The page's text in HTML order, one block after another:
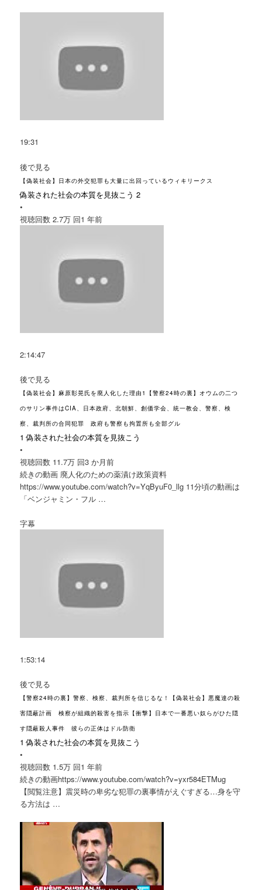
19:31
後で見る
【偽装社会】日本の外交犯罪も大量に出回っているウィキリークス
偽装された社会の本質を見抜こう 2
•
視聴回数 2.7万 回1 年前
2:14:47
後で見る
【偽装社会】麻原彰晃氏を廃人化した理由1【警察24時の裏】オウムの二つ
のサリン事件はCIA、日本政府、北朝鮮、創価学会、統一教会、警察、検
察、裁判所の合同犯罪 政府も警察も拘置所も全部グル
1 偽装された社会の本質を見抜こう
•
視聴回数 11.7万 回3 か月前
続きの動画 廃人化のための薬漬け政策資料
https://www.youtube.com/watch?v=YqByuF0_llg 11分頃の動画は
「ベンジャミン・フル …
字幕
1:53:14
後で見る
【警察24時の裏】警察、検察、裁判所を信じるな！【偽装社会】悪魔達の殺
害隠蔽計画 検察が組織的殺害を指示【衝撃】日本で一番悪い奴らがひた隠
す隠蔽殺人事件 彼らの正体はドル防衛
1 偽装された社会の本質を見抜こう
•
視聴回数 1.5万 回1 年前
続きの動画https://www.youtube.com/watch?v=yxr584ETMug
【閲覧注意】震災時の卑劣な犯罪の裏事情がえぐすぎる…身を守
る方法は …